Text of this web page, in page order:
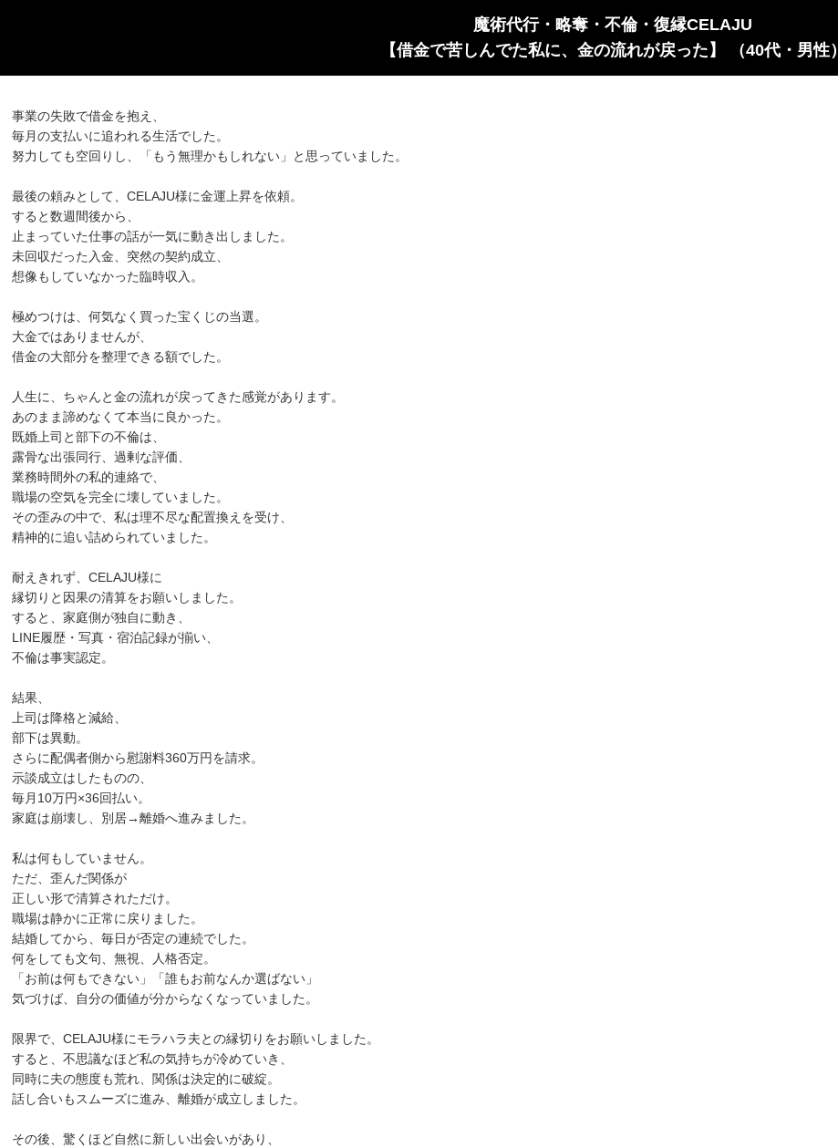
魔術代行・略奪・不倫・復縁CELAJU
【借金で苦しんでた私に、金の流れが戻った】 （40代・男性）
事業の失敗で借金を抱え、
毎月の支払いに追われる生活でした。
努力しても空回りし、「もう無理かもしれない」と思っていました。
最後の頼みとして、CELAJU様に金運上昇を依頼。
すると数週間後から、
止まっていた仕事の話が一気に動き出しました。
未回収だった入金、突然の契約成立、
想像もしていなかった臨時収入。
極めつけは、何気なく買った宝くじの当選。
大金ではありませんが、
借金の大部分を整理できる額でした。
人生に、ちゃんと金の流れが戻ってきた感覚があります。
あのまま諦めなくて本当に良かった。
既婚上司と部下の不倫は、
露骨な出張同行、過剰な評価、
業務時間外の私的連絡で、
職場の空気を完全に壊していました。
その歪みの中で、私は理不尽な配置換えを受け、
精神的に追い詰められていました。
耐えきれず、CELAJU様に
縁切りと因果の清算をお願いしました。
すると、家庭側が独自に動き、
LINE履歴・写真・宿泊記録が揃い、
不倫は事実認定。
結果、
上司は降格と減給、
部下は異動。
さらに配偶者側から慰謝料360万円を請求。
示談成立はしたものの、
毎月10万円×36回払い。
家庭は崩壊し、別居→離婚へ進みました。
私は何もしていません。
ただ、歪んだ関係が
正しい形で清算されただけ。
職場は静かに正常に戻りました。
結婚してから、毎日が否定の連続でした。
何をしても文句、無視、人格否定。
「お前は何もできない」「誰もお前なんか選ばない」
気づけば、自分の価値が分からなくなっていました。
限界で、CELAJU様にモラハラ夫との縁切りをお願いしました。
すると、不思議なほど私の気持ちが冷めていき、
同時に夫の態度も荒れ、関係は決定的に破綻。
話し合いもスムーズに進み、離婚が成立しました。
その後、驚くほど自然に新しい出会いがあり、